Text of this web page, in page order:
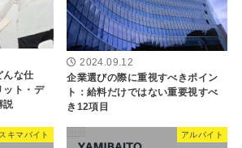
んな仕
ト・デ
説
2024.09.12
企業選びの際に重視すべきポイン
ト：給料だけではない重要視すべ
き12項目
スキマバイト アルバイト